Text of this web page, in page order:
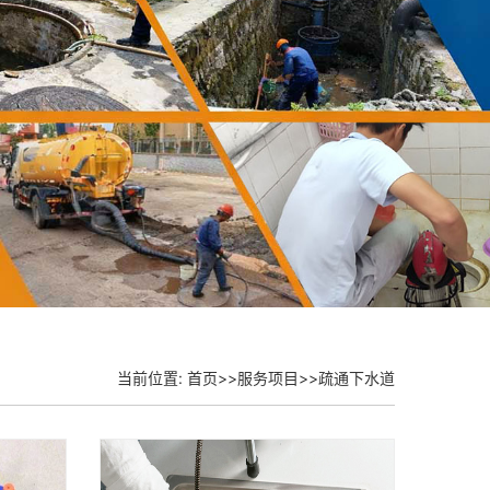
当前位置: 首页>>服务项目>>疏通下水道